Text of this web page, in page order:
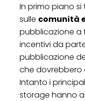
In primo piano
sulle comunità
pubblicazione a
incentivi da
pubblicazione
che dovrebbero
Intanto i
storage hanno